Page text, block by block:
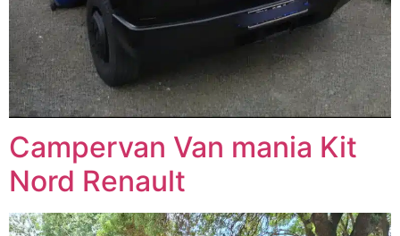
Campervan Van mania Kit
Nord Renault